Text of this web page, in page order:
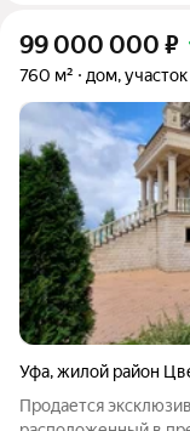
99 000 000 ₽
760 м² дом, участок
Уфа,жилой район
Продается